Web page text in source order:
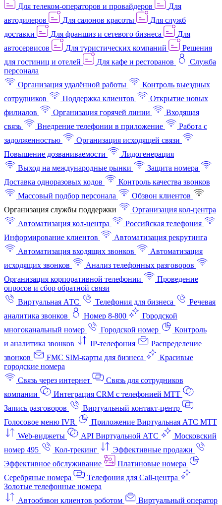
Для телеком-операторов и провайдеров
Для
автодилеров
Для салонов красоты
Для служб
доставки
Для франшиз и сетевого бизнеса
Для
автосервисов
Для туристических компаний
Решения
для гостиниц и отелей
Для кафе и ресторанов
Служба
персонала
Организация удалённой работы
Контроль выездных
сотрудников
Поддержка клиентов
Открытие новых
филиалов
Организация горячей линии
Входящая
связь
Внедрение телефонии в приложение
Работа с
задолженностью
Организация исходящей связи
Повышение дозваниваемости
Лидогенерация
Выход на международные рынки
Защита номера
Доставка одноразовых кодов
Контроль качества звонков
Массовый подбор персонала
Обзвон клиентов
Организация службы поддержки
Организация кол-центра
Автоматизация кол-центра
Российская телефония
Информирование клиентов
Автоматизация рекрутинга
Автоматизация входящих звонков
Автоматизация
исходящих звонков
Анализ телефонных разговоров
Организация корпоративной телефонии
Проведение
опросов и сбор обратной связи
Виртуальная АТС
Телефония для бизнеса
Речевая
аналитика звонков
Номер 8-800
Городской
многоканальный номер
Городской номер
Контроль
и аналитика звонков
IP-телефония
Распределение
звонков
FMC SIM-карты для бизнеса
Красивые
городские номера
Связь через интернет
Связь для сотрудников
компании
Интеграция CRM с телефонией МТТ
Запись разговоров
Виртуальный контакт‑центр
Голосовое меню IVR
Приложение Виртуальная АТС МТТ
Web-виджеты
API Виртуальной АТС
Московский
номер 495
Кол-трекинг
Эффективные продажи
Эффективное обслуживание
Платиновые номера
Серебряные номера
Телефония для Call-центра
Золотые телефонные номера
Автообзвон клиентов роботом
Виртуальный оператор